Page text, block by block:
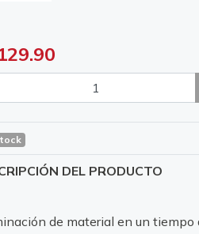
DEL PRODUCTO
de material en un tiempo